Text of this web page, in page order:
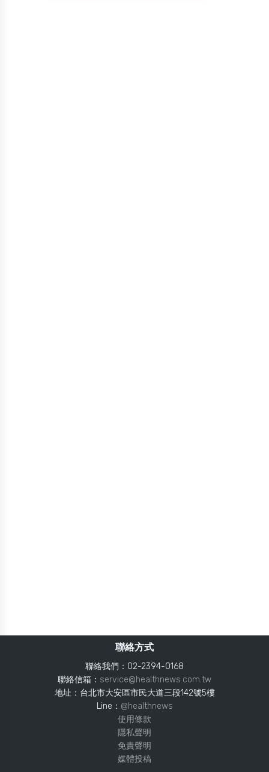
聯絡方式
聯絡我們：02-2394-0168
聯絡信箱： service@healthnews.com.tw
地址：台北市大安區市民大道三段142號5樓
Line： @healthnews
使用條款
隱私聲明
免責聲明
媒體投稿